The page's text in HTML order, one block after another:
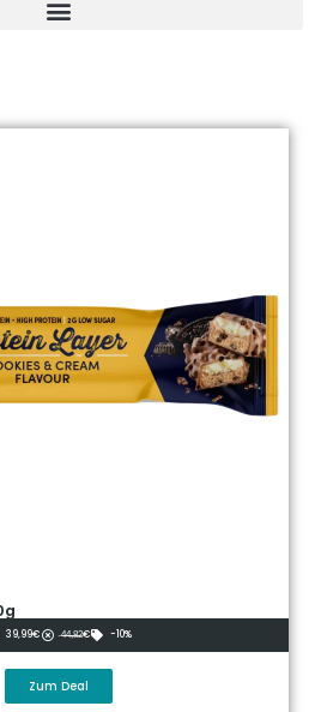
39,99€ ̶4̶̶4̶̶,̶̶8̶̶2̶€ -10%
Zum Deal